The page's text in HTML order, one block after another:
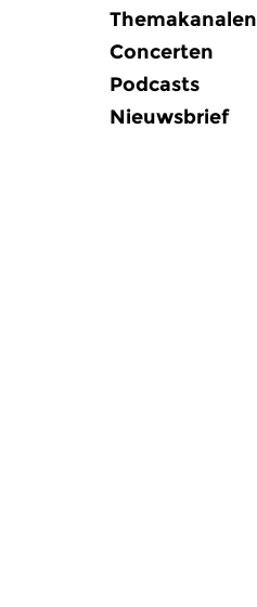
Themakanalen
Concerten
Podcasts
Nieuwsbrief